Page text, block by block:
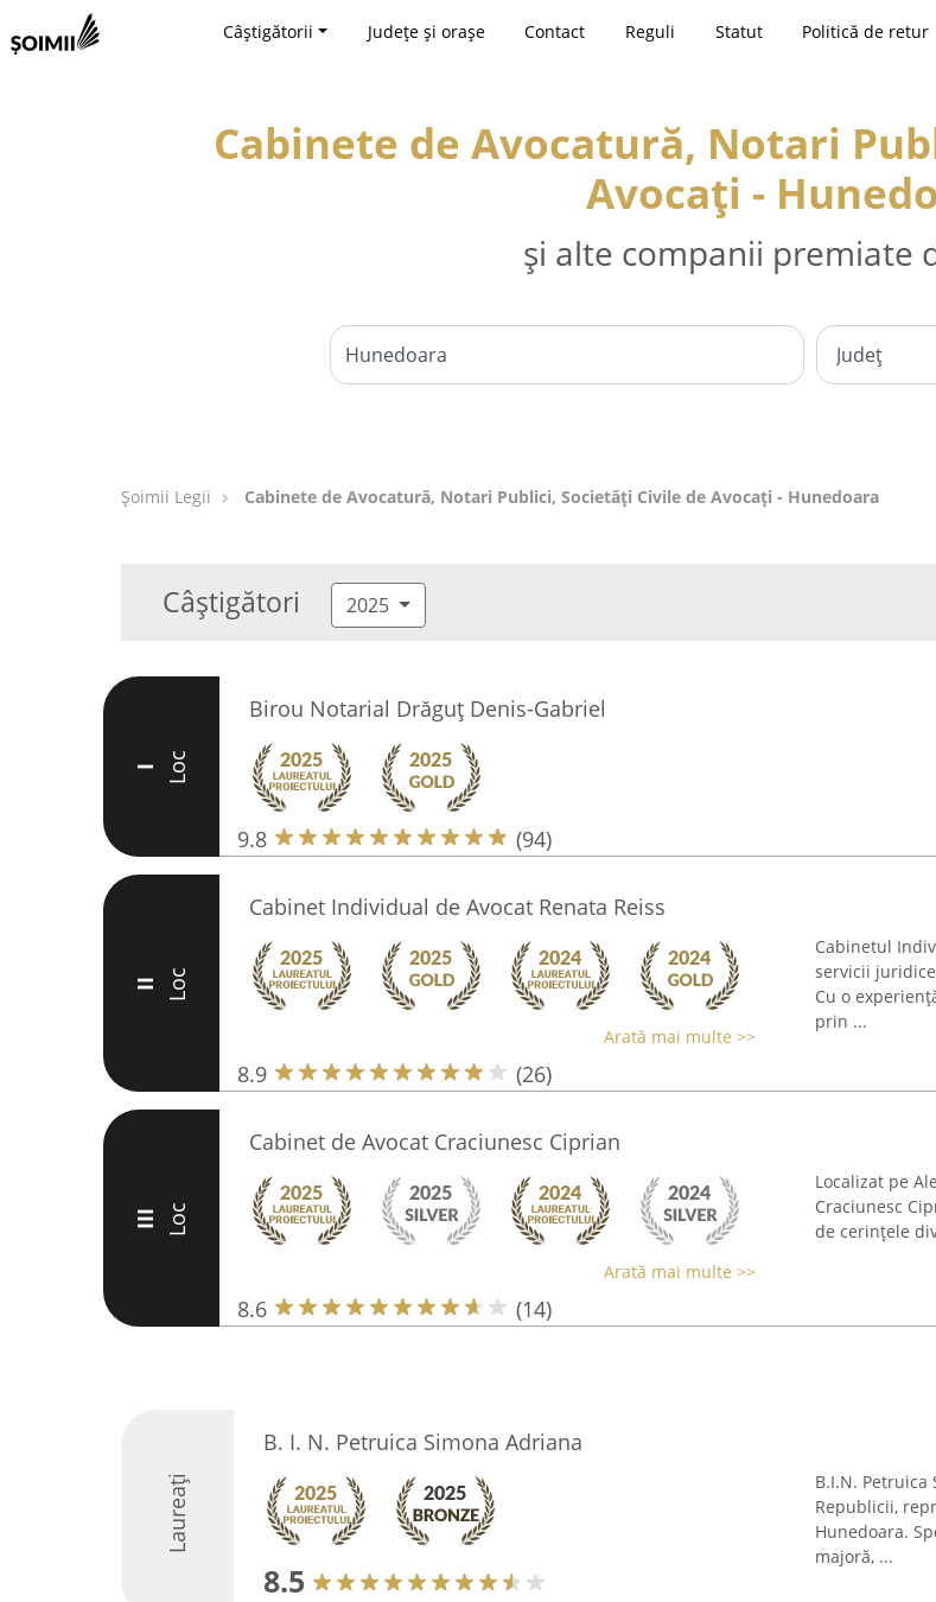
Câștigătorii Județe și orașe Contact Reguli Statut Politică de retur
Cabinete de Avocatură, Notari
Avocați -
și alte companii premiate
Șoimii Legii Cabinete de Avocatură, Notari Publici, Societăți Civile de Avocați - Hunedoara
Câștigători 2025
I Loc
Birou Notarial Drăguț Denis-Gabriel
9.8 (94)
II Loc
Cabinet Individual de Avocat Renata Reiss
Arată mai multe >>
8.9 (26)
Cabinetul
servicii
Cu o
prin ...
III Loc
Cabinet de Avocat Craciunesc Ciprian
Arată mai multe >>
8.6 (14)
Localizat pe
Craciunesc
de cerințele
Laureați
B. I. N. Petruica Simona Adriana
8.5
B.I.N.
Republicii,
Hunedoara.
majoră, ...